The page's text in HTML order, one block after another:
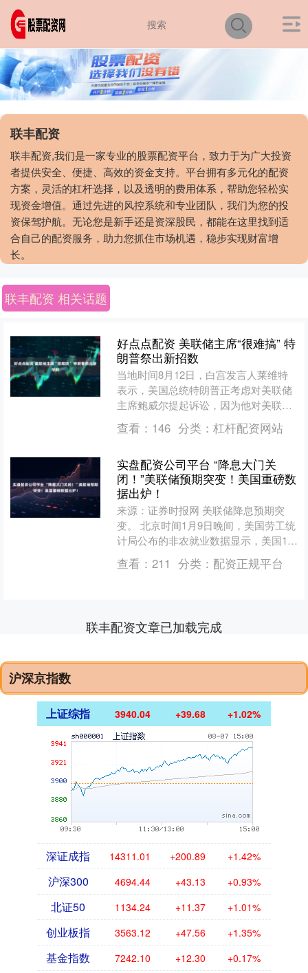
联丰配资
联丰配资,我们是一家专业的股票配资平台，致力于为广大投资
者提供安全、便捷、高效的资金支持。平台拥有多元化的配资
方案，灵活的杠杆选择，以及透明的费用体系，帮助您轻松实
现资金增值。通过先进的风控系统和专业团队，我们为您的投
资保驾护航。无论您是新手还是资深股民，都能在这里找到适
合自己的配资服务，助力您抓住市场机遇，稳步实现财富增
长。
联丰配资 相关话题
好点点配资 美联储主席“很难搞” 特
朗普祭出新招数
当地时间8月12日，白宫发言人莱维特
表示，美国总统特朗普正考虑对美联储
主席鲍威尔提起诉讼，因为他对美联储
华盛顿总部翻新工程管理不力。 特朗普
当天也在社交媒体上表....
查看： 146 分类： 杠杆配资网站
实盘配资公司平台 “降息大门关
闭！”美联储预期突变！美国重磅数
据出炉！
来源：证券时报网 美联储降息预期突
变。 北京时间1月9日晚间，美国劳工统
计局公布的非农就业数据显示，美国12
月非农就业人口增长5万人，低于预期；
美国12月失业率....
查看： 211 分类： 配资正规平台
联丰配资文章已加载完成
沪深京指数
上证综指 3940.04 +39.68 +1.02%
深证成指 14311.01 +200.89 +1.42%
沪深300 4694.44 +43.13 +0.93%
北证50 1134.24 +11.37 +1.01%
创业板指 3563.12 +47.56 +1.35%
基金指数 7242.10 +12.30 +0.17%